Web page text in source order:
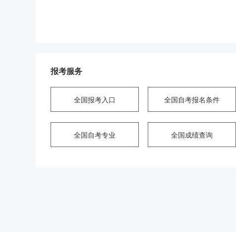
报考服务
全国报考入口 全国自考报名条件
全国自考专业 全国成绩查询